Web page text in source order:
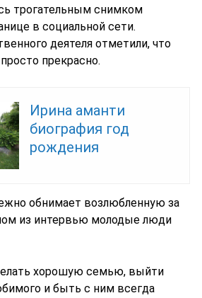
трогательным снимком
в социальной сети.
деятеля отметили, что
прекрасно.
Ирина аманти
биография год
рождения
обнимает возлюбленную за
из интервью молодые люди
хорошую семью, выйти
и быть с ним всегда